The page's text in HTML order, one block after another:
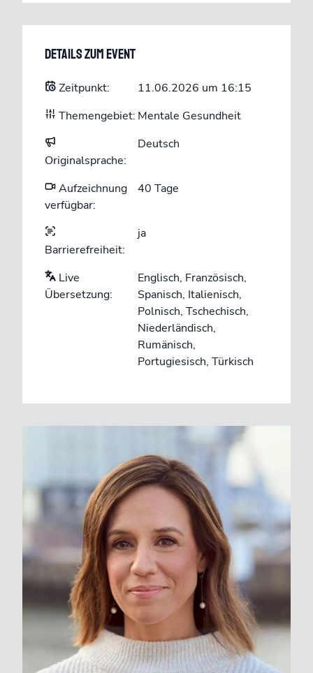
Details zum Event
Zeitpunkt:
11.06.2026 um 16:15
Themengebiet: Mentale Gesundheit
Originalsprache:
Deutsch
Aufzeichnung
verfügbar:
40 Tage
Barrierefreiheit:
ja
Live
Übersetzung:
Englisch, Französisch,
Spanisch, Italienisch,
Polnisch, Tschechisch,
Niederländisch,
Rumänisch,
Portugiesisch, Türkisch